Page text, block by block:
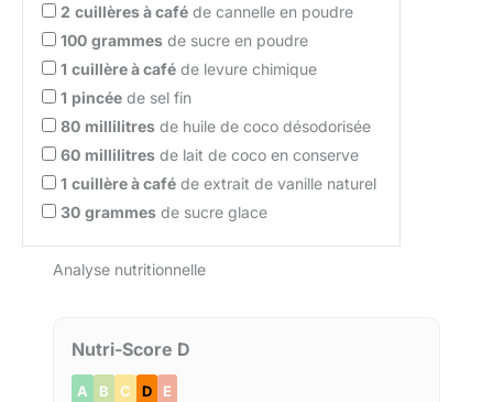
2 cuillères à café de cannelle en poudre
100 grammes de sucre en poudre
1 cuillère à café de levure chimique
1 pincée de sel fin
80 millilitres de huile de coco désodorisée
60 millilitres de lait de coco en conserve
1 cuillère à café de extrait de vanille naturel
30 grammes de sucre glace
Analyse nutritionnelle
Nutri-Score D
A B C D E